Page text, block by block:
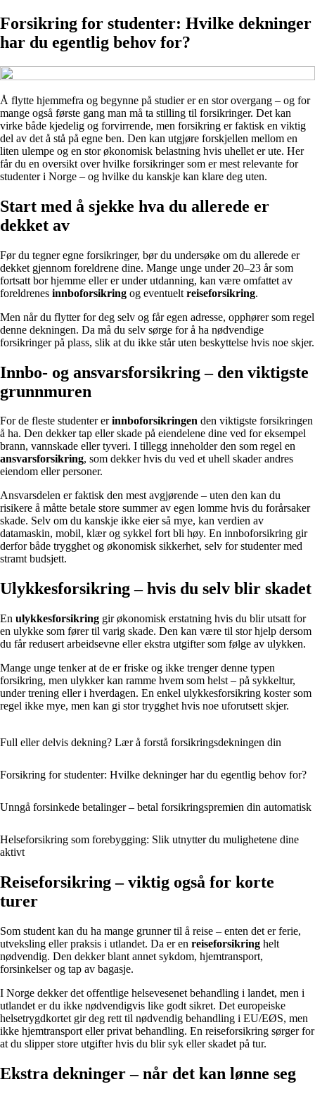
Forsikring for studenter: Hvilke dekninger
har du egentlig behov for?
Å flytte hjemmefra og begynne på studier er en stor overgang – og for
mange også første gang man må ta stilling til forsikringer. Det kan
virke både kjedelig og forvirrende, men forsikring er faktisk en viktig
del av det å stå på egne ben. Den kan utgjøre forskjellen mellom en
liten ulempe og en stor økonomisk belastning hvis uhellet er ute. Her
får du en oversikt over hvilke forsikringer som er mest relevante for
studenter i Norge – og hvilke du kanskje kan klare deg uten.
Start med å sjekke hva du allerede er
dekket av
Før du tegner egne forsikringer, bør du undersøke om du allerede er
dekket gjennom foreldrene dine. Mange unge under 20–23 år som
fortsatt bor hjemme eller er under utdanning, kan være omfattet av
foreldrenes innboforsikring og eventuelt reiseforsikring.
Men når du flytter for deg selv og får egen adresse, opphører som regel
denne dekningen. Da må du selv sørge for å ha nødvendige
forsikringer på plass, slik at du ikke står uten beskyttelse hvis noe skjer.
Innbo- og ansvarsforsikring – den viktigste
grunnmuren
For de fleste studenter erinnboforsikringen den viktigste forsikringen
å ha. Den dekker tap eller skade på eiendelene dine ved for eksempel
brann, vannskade eller tyveri. I tillegg inneholder den som regel en
ansvarsforsikring, som dekker hvis du ved et uhell skader andres
eiendom eller personer.
Ansvarsdelen er faktisk den mest avgjørende – uten den kan du
risikere å måtte betale store summer av egen lomme hvis du forårsaker
skade. Selv om du kanskje ikke eier så mye, kan verdien av
datamaskin, mobil, klær og sykkel fort bli høy. En innboforsikring gir
derfor både trygghet og økonomisk sikkerhet, selv for studenter med
stramt budsjett.
Ulykkesforsikring – hvis du selv blir skadet
En ulykkesforsikring gir økonomisk erstatning hvis du blir utsatt for
en ulykke som fører til varig skade. Den kan være til stor hjelp dersom
du får redusert arbeidsevne eller ekstra utgifter som følge av ulykken.
Mange unge tenker at de er friske og ikke trenger denne typen
forsikring, men ulykker kan ramme hvem som helst – på sykkeltur,
under trening eller i hverdagen. En enkel ulykkesforsikring koster som
regel ikke mye, men kan gi stor trygghet hvis noe uforutsett skjer.
Full eller delvis dekning? Lær å forstå forsikringsdekningen din
Forsikring for studenter: Hvilke dekninger har du egentlig behov for?
Unngå forsinkede betalinger – betal forsikringspremien din automatisk
Helseforsikring som forebygging: Slik utnytter du mulighetene dine
aktivt
Reiseforsikring – viktig også for korte
turer
Som student kan du ha mange grunner til å reise – enten det er ferie,
utveksling eller praksis i utlandet. Da er en reiseforsikring helt
nødvendig. Den dekker blant annet sykdom, hjemtransport,
forsinkelser og tap av bagasje.
I Norge dekker det offentlige helsevesenet behandling i landet, men i
utlandet er du ikke nødvendigvis like godt sikret. Det europeiske
helsetrygdkortet gir deg rett til nødvendig behandling i EU/EØS, men
ikke hjemtransport eller privat behandling. En reiseforsikring sørger for
at du slipper store utgifter hvis du blir syk eller skadet på tur.
Ekstra dekninger – når det kan lønne seg